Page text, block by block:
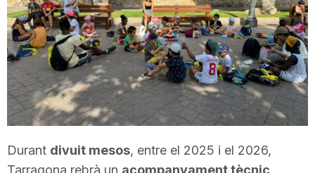
e
a
r
Durant divuit mesos, entre el 2025 i el 2026,
Tarragona rebrà un acompanyament tècnic